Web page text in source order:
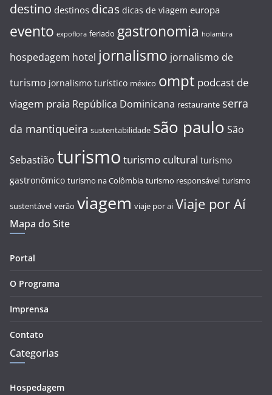
destino destinos dicas dicas de viagem europa
evento expoflora feriado gastronomia holambra
hospedagem hotel jornalismo jornalismo de
turismo jornalismo turístico méxico ompt podcast de
viagem praia República Dominicana restaurante serra
da mantiqueira sustentabilidade são paulo São
Sebastião turismo turismo cultural turismo
gastronômico turismo na Colômbia turismo responsável turismo
sustentável verão viagem viaje por ai Viaje por Aí
Mapa do Site
Portal
O Programa
Imprensa
Contato
Categorias
Hospedagem